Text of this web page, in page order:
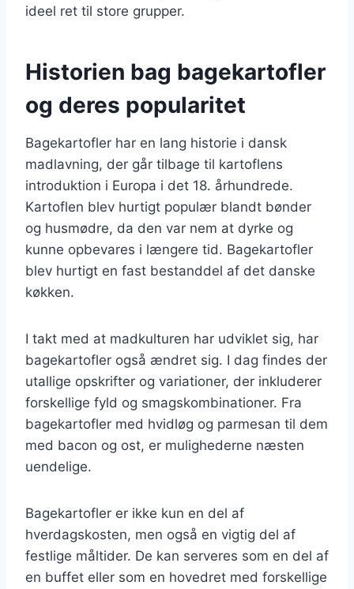
ideel ret til store grupper.
Historien bag bagekartofler
og deres popularitet
Bagekartofler har en lang historie i dansk
madlavning, der går tilbage til kartoflens
introduktion i Europa i det 18. århundrede.
Kartoflen blev hurtigt populær blandt bønder
og husmødre, da den var nem at dyrke og
kunne opbevares i længere tid. Bagekartofler
blev hurtigt en fast bestanddel af det danske
køkken.
I takt med at madkulturen har udviklet sig, har
bagekartofler også ændret sig. I dag findes der
utallige opskrifter og variationer, der inkluderer
forskellige fyld og smagskombinationer. Fra
bagekartofler med hvidløg og parmesan til dem
med bacon og ost, er mulighederne næsten
uendelige.
Bagekartofler er ikke kun en del af
hverdagskosten, men også en vigtig del af
festlige måltider. De kan serveres som en del af
en buffet eller som en hovedret med forskellige